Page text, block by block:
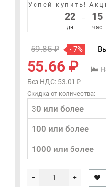
Успей купить!
22
дн
– 15
час
59.85 ₽ - 7%
55.66 ₽
Без НДС: 53.01 ₽
Скидка от количества:
30 или более
100 или более
1000 или более